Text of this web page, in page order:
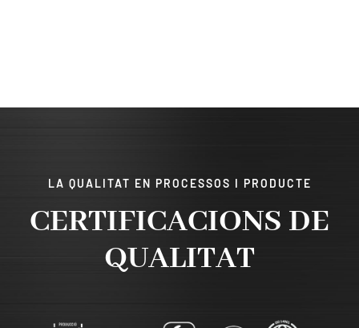
LA QUALITAT EN PROCESSOS I PRODUCTE
CERTIFICACIONS DE
QUALITAT